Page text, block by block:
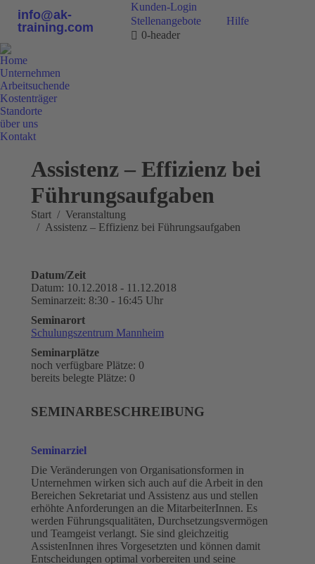
info@ak-
training.com
Kunden-Login
Stellenangebote
Hilfe
0-header
Home
Unternehmen
Arbeitsuchende
Kostenträger
Standorte
über uns
Kontakt
Assistenz – Effizienz bei
Führungsaufgaben
Sie befinden sich hier:
Start
Veranstaltung
Assistenz – Effizienz bei Führungsaufgaben
Datum/Zeit
Datum: 10.12.2018 - 11.12.2018
Seminarzeit: 8:30 - 16:45 Uhr
Seminarort
Schulungszentrum Mannheim
Seminarplätze
noch verfügbare Plätze: 0
bereits belegte Plätze: 0
SEMINARBESCHREIBUNG
Seminarziel
Die Veränderungen von Organisationsformen in
Unternehmen wirken sich auch auf die Arbeit in den
Bereichen Sekretariat und Assistenz aus und stellen
erhöhte Anforderungen an die MitarbeiterInnen. Es
werden Führungsqualitäten, Durchsetzungsvermögen
und Teamgeist verlangt. Sie sind gleichzeitig
AssistenInnen ihres Vorgesetzten und können damit
Entscheidungen optimal vorbereiten und seine